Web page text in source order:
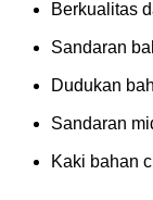
Berkualitas
Sandaran
Dudukan
Sandaran
Kaki bahan